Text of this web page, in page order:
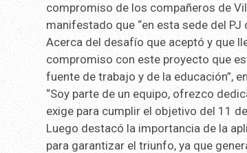
compromiso de los compañeros de
manifestado que “en esta sede del
Acerca del desafío que aceptó y que
compromiso con este proyecto que
fuente de trabajo y de la educación”,
“Soy parte de un equipo, ofrezco
exige para cumplir el objetivo del 11
Luego destacó la importancia de la
para garantizar el triunfo, ya que